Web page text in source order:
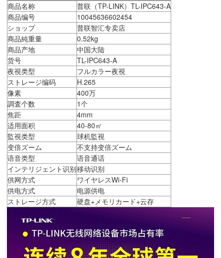
商品名称
普联（TP-LINK）TL-IPC643-A
商品编号
10045636602454
ショップ
普联智汇专卖店
商品純重量
0.52kg
商品产地
中国大陆
货号
TL-IPC643-A
夜視类型
フルカラー夜視
ストレージ编码
H.265
像素
400万
調査个数
1个
焦距
4mm
适用面积
40-80㎡
監視类型
球机監視
变倍ズーム
不支持变倍ズーム
语音类型
语音通话
インテリジェント识别移动识别
供网方式
ワイヤレスWi-Fi
供电方式
电源供电
ストレージ方式
硬盘+メモリカード+云存